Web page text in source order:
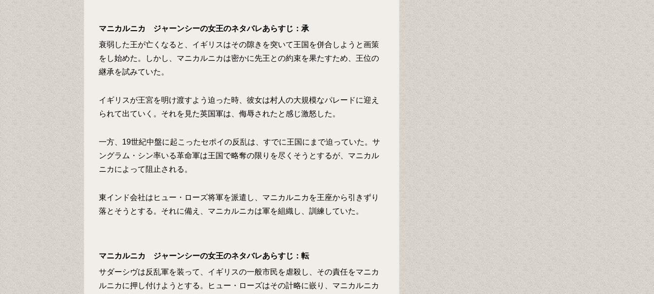
マニカルニカ ジャーンシーの女王のネタバレあらすじ：承
衰弱した王が亡くなると、イギリスはその隙きを突いて王国を併合しようと画策
をし始めた。しかし、マニカルニカは密かに先王との約束を果たすため、王位の
継承を試みていた。
イギリスが王宮を明け渡すよう迫った時、彼女は村人の大規模なパレードに迎え
られて出ていく。それを見た英国軍は、侮辱されたと感じ激怒した。
一方、19世紀中盤に起こったセポイの反乱は、すでに王国にまで迫っていた。サ
ングラム・シン率いる革命軍は王国で略奪の限りを尽くそうとするが、マニカル
ニカによって阻止される。
東インド会社はヒュー・ローズ将軍を派遣し、マニカルニカを王座から引きずり
落とそうとする。それに備え、マニカルニカは軍を組織し、訓練していた。
マニカルニカ ジャーンシーの女王のネタバレあらすじ：転
サダーシヴは反乱軍を装って、イギリスの一般市民を虐殺し、その責任をマニカ
ルニカに押し付けようとする。ヒュー・ローズはその計略に嵌り、マニカルニカ